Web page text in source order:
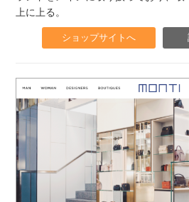
上に上る。
ショップサイトへ